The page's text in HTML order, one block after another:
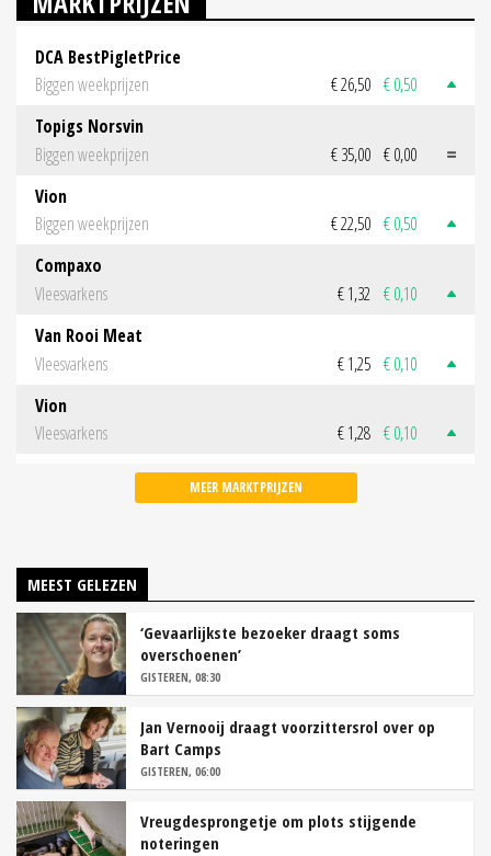
DCA BestPigletPrice
Biggen weekprijzen
€ 26,50 € 0,50
Topigs Norsvin
Biggen weekprijzen
€ 35,00 € 0,00
Vion
Biggen weekprijzen
€ 22,50 € 0,50
Compaxo
Vleesvarkens
€ 1,32 € 0,10
Van Rooi Meat
Vleesvarkens
€ 1,25 € 0,10
Vion
Vleesvarkens
€ 1,28 € 0,10
MEER MARKTPRIJZEN
MEEST GELEZEN
‘Gevaarlijkste bezoeker draagt soms
overschoenen’
GISTEREN, 08:30
Jan Vernooij draagt voorzittersrol over op
Bart Camps
GISTEREN, 06:00
Vreugdesprongetje om plots stijgende
noteringen